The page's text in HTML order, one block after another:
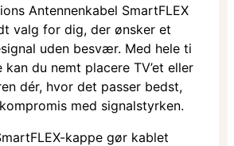
Antennenkabel SmartFLEX
valg for dig, der ønsker et
uden besvær. Med hele ti
du nemt placere TV’et eller
dér, hvor det passer bedst,
med signalstyrken.
kappe gør kablet